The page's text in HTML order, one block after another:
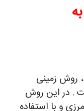
، روش زمینی
. در این روش
و با استفاده